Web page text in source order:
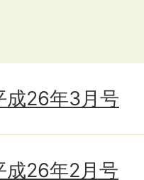
成26年3月号
成26年2月号